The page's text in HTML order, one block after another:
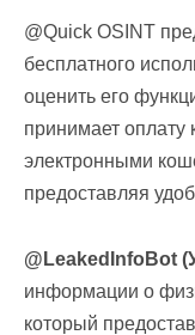
@Quick OSINT
бесплатного
оценить его
принимает оплату
электронными
предоставляя
@LeakedInfoBot
информации о
который